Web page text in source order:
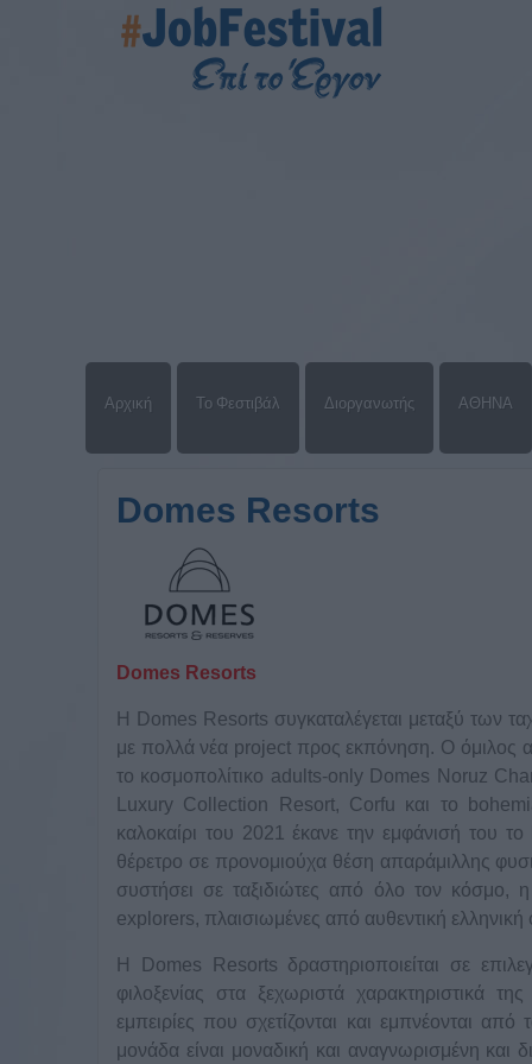
Αρχική Το Φεστιβάλ Διοργανωτής ΑΘΗΝΑ
Domes Resorts
Domes Resorts
Η Domes Resorts συγκαταλέγεται μεταξύ των
με πολλά νέα project προς εκπόνηση. Ο όμιλος
το κοσμοπολίτικο adults-only Domes Noruz
Luxury Collection Resort, Corfu και το
καλοκαίρι του 2021 έκανε την εμφάνισή του
θέρετρο σε προνομιούχα θέση απαράμιλλης
συστήσει σε ταξιδιώτες από όλο τον κόσμο,
explorers, πλαισιωμένες από αυθεντική
Η Domes Resorts δραστηριοποιείται σε
φιλοξενίας στα ξεχωριστά χαρακτηριστικά
εμπειρίες που σχετίζονται και εμπνέονται
μονάδα είναι μοναδική και αναγνωρισμένη και